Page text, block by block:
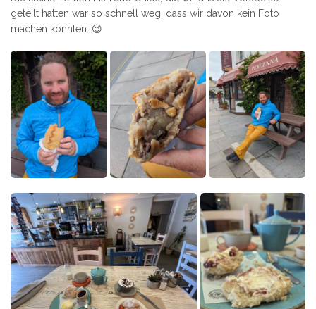
geteilt hatten war so schnell weg, dass wir davon kein Foto
machen konnten. 😉